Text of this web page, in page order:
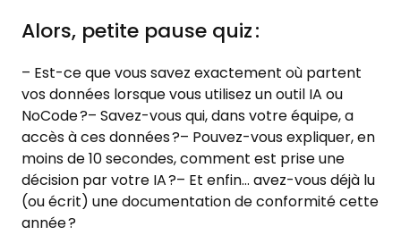
Alors, petite pause quiz :
– Est-ce que vous savez exactement où partent
vos données lorsque vous utilisez un outil IA ou
NoCode ?– Savez-vous qui, dans votre équipe, a
accès à ces données ?– Pouvez-vous expliquer, en
moins de 10 secondes, comment est prise une
décision par votre IA ?– Et enfin… avez-vous déjà lu
(ou écrit) une documentation de conformité cette
année ?